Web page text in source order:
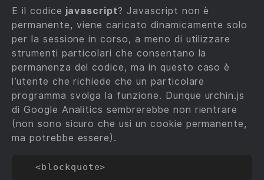
E il codice javascript? Javascript non è
permanente, viene caricato dinamicamente solo
per la sessione in corso, a meno di utilizzare
strumenti particolari che consentano la
permanenza del codice, ma in questo caso è
l’utente che richiede che un particolare
programma svolga la funzione. Dunque urchin.js
di Google Analitics sembrerebbe non rientrare
(non sono sicuro che usi un cookie permanente,
ma potrebbe essere).